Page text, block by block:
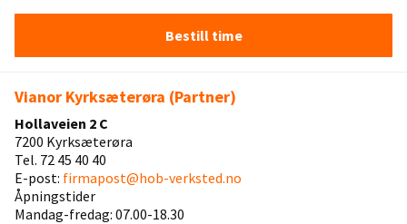
Bestill time
Vianor Kyrksæterøra (Partner)
Hollaveien 2 C
7200 Kyrksæterøra
Tel. 72 45 40 40
E-post: firmapost@hob-verksted.no
Åpningstider
Mandag-fredag: 07.00-18.30